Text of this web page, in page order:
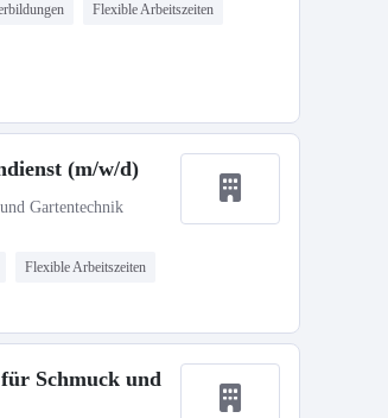
Flexible Arbeitszeiten
(m/w/d)
Gartentechnik
Flexible Arbeitszeiten
Schmuck und